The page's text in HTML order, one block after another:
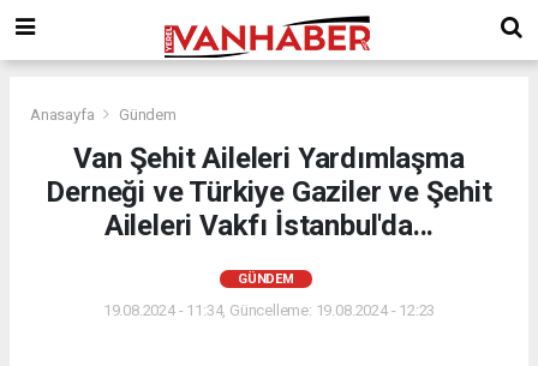
Anasayfa Gündem
Van Şehit Aileleri Yardımlaşma
Derneği ve Türkiye Gaziler ve Şehit
Aileleri Vakfı İstanbul'da...
GÜNDEM
19.08.2024 - 11:34, Güncelleme: 19.08.2024 - 12:23